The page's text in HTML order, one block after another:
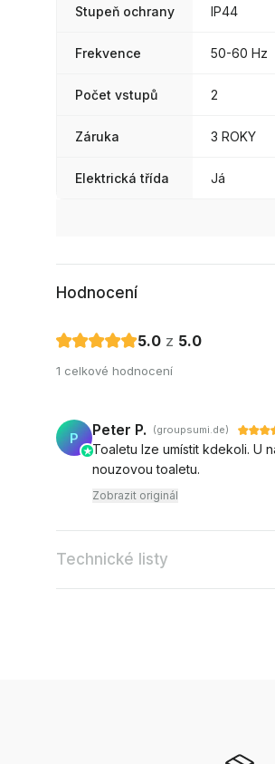
Stupeň ochrany IP44
Frekvence 50-60 Hz
Počet vstupů 2
Záruka 3 ROKY
Elektrická třída Já
Hodnocení
5.0 z 5.0
1 celkové hodnocení
P Peter P. (groupsumi.de)
Toaletu lze umístit kdekoli. U
nouzovou toaletu.
Zobrazit originál
Technické listy